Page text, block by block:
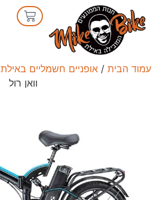
עמוד הבית /אופניים חשמליים באילת
וואן רול